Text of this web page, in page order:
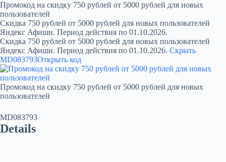
Промокод на скидку 750 рублей от 5000 рублей для новых
пользователей
Скидка 750 рублей от 5000 рублей для новых пользователей
Яндекс Афиши. Период действия по 01.10.2026.
Скидка 750 рублей от 5000 рублей для новых пользователей
Яндекс Афиши. Период действия по 01.10.2026. Скрыть
MD083793Открыть код
Промокод на скидку 750 рублей от 5000 рублей для новых
пользователей
MD083793
Details